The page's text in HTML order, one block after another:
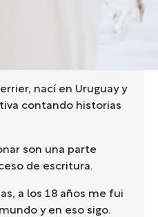
nací en Uruguay y
contando historias
son una parte
de escritura.
a los 18 años me fui
y en eso sigo.